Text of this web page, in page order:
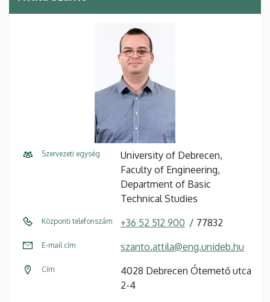
Szervezeti egység
University of Debrecen,
Faculty of Engineering,
Department of Basic
Technical Studies
Központi telefonszám +36 52 512 900 77832
E-mail cím szanto.attila@eng.unideb.hu
Cím
4028 Debrecen Ótemető utca
2-4